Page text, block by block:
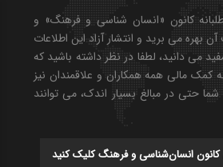
کانون «انسان شناسی و فرهنگ» و
می برید و انتشار آزاد این اطلاعات
می دانید، لطفا در نظر داشته باشید که
کمک مالی همه همکاران و علاقمندان نیز
حتی در مبالغ بسیار اندک، می توانند
کانون انسان‌شناسی و فرهنگ کلیک کنید